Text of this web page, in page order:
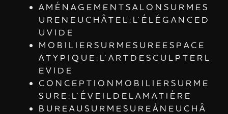
A M É N A G E M E N T S A L O N S U R M E S
U R E N E U C H Â T E L : L’ É L É G A N C E D
U V I D E
M O B I L I E R S U R M E S U R E E S P A C E
A T Y P I Q U E : L’ A R T D E S C U L P T E R L
E V I D E
C O N C E P T I O N M O B I L I E R S U R M E
S U R E : L’ É V E I L D E L A M A T I È R E
B U R E A U S U R M E S U R E À N E U C H Â